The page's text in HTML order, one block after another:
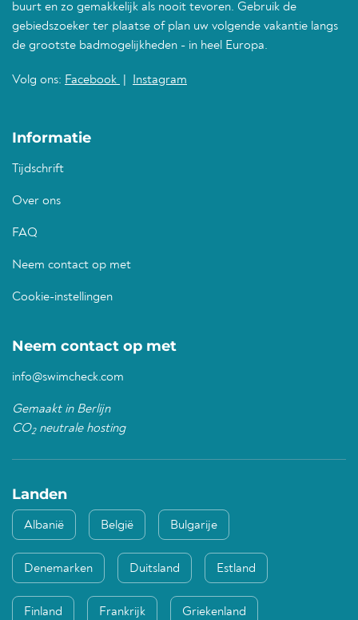
buurt en zo gemakkelijk als nooit tevoren. Gebruik de
gebiedszoeker ter plaatse of plan uw volgende vakantie langs
de grootste badmogelijkheden - in heel Europa.
Volg ons: Facebook Instagram
Informatie
Tijdschrift
Over ons
FAQ
Neem contact op met
Cookie-instellingen
Neem contact op met
info@swimcheck.com
Gemaakt in Berlijn
CO2neutrale hosting
Landen
Albanië België Bulgarije
Denemarken Duitsland Estland
Finland Frankrijk Griekenland